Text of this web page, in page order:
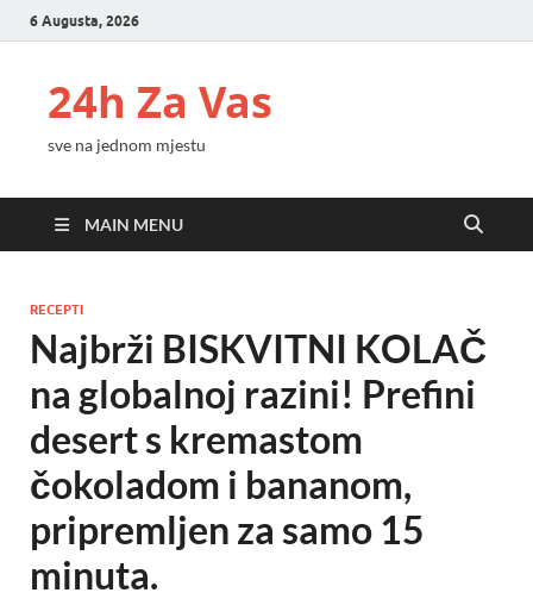
6 Augusta, 2026
24h Za Vas
sve na jednom mjestu
MAIN MENU
RECEPTI
Najbrži BISKVITNI KOLAČ
na globalnoj razini! Prefini
desert s kremastom
čokoladom i bananom,
pripremljen za samo 15
minuta.